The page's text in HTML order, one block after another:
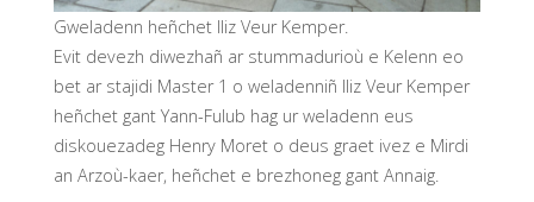
Gweladenn heñchet Iliz Veur Kemper.
Evit devezh diwezhañ ar stummadurioù e Kelenn eo
bet ar stajidi Master 1 o weladenniñ Iliz Veur Kemper
heñchet gant Yann-Fulub hag ur weladenn eus
diskouezadeg Henry Moret o deus graet ivez e Mirdi
an Arzoù-kaer, heñchet e brezhoneg gant Annaig.